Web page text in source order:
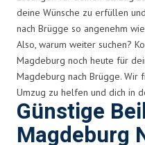
deine Wünsche zu erfüllen
nach Brügge so angenehm
Also, warum weiter suchen?
Magdeburg noch heute für
Magdeburg nach Brügge. Wir
Umzug zu helfen und dich in
Günstige
Magdeburg